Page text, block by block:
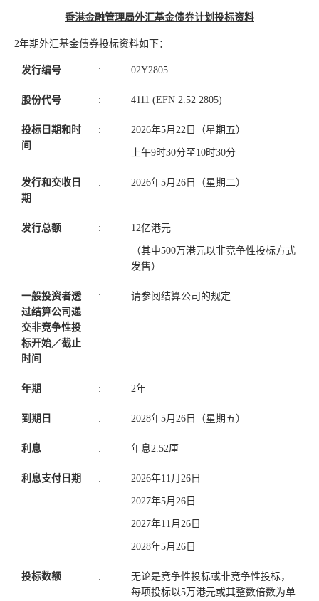
香港金融管理局外汇基金债券计划投标资料
2年期外汇基金债券投标资料如下：
发行编号 : 02Y2805
股份代号 : 4111 (EFN 2.52 2805)
投标日期和时
间
: 2026年5月22日（星期五）
上午9时30分至10时30分
发行和交收日
期
: 2026年5月26日（星期二）
发行总额 : 12亿港元
（其中500万港元以非竞争性投标方式
发售）
一般投资者透
过结算公司递
交非竞争性投
标开始／截止
时间
: 请参阅结算公司的规定
年期 : 2年
到期日 : 2028年5月26日（星期五）
利息 : 年息2.52厘
利息支付日期 : 2026年11月26日
2027年5月26日
2027年11月26日
2028年5月26日
投标数额 :
无论是竞争性投标或非竞争性投标，
每项投标以5万港元或其整数倍数为单